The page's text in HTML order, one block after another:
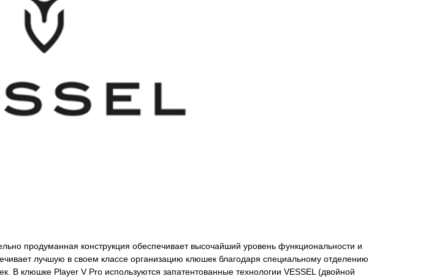
продуманная конструкция обеспечивает высочайший уровень функциональности и
лучшую в своем классе организацию клюшек благодаря специальному отделению
клюшке Player V Pro используются запатентованные технологии VESSEL (двойной